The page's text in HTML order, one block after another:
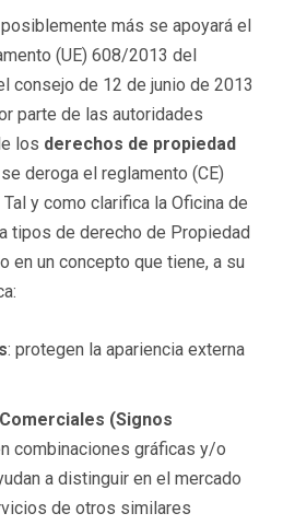
más se apoyará el
(UE) 608/2013 del
consejo de 12 de junio de 2013
parte de las autoridades
los derechos de propiedad
deroga el reglamento (CE)
y como clarifica la Oficina de
tipos de derecho de Propiedad
en un concepto que tiene, a su
: protegen la apariencia externa
(Signos
combinaciones gráficas y/o
a distinguir en el mercado
de otros similares